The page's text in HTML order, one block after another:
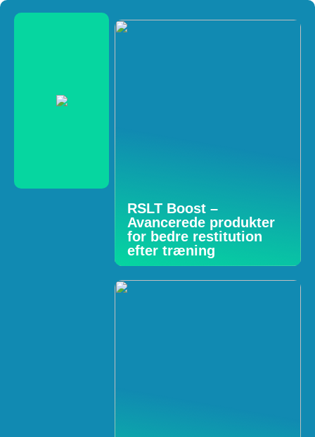
RSLT Boost –
Avancerede produkter
for bedre restitution
efter træning